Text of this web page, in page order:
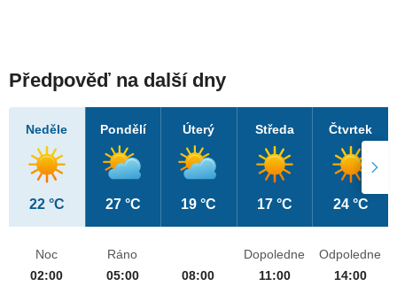
Předpověď na další dny
Neděle
22 °C
Pondělí
27 °C
Úterý
19 °C
Středa
17 °C
Čtvrtek
24 °C
Noc
02:00
Ráno
05:00
08:00
Dopoledne
11:00
Odpoledne
14:00